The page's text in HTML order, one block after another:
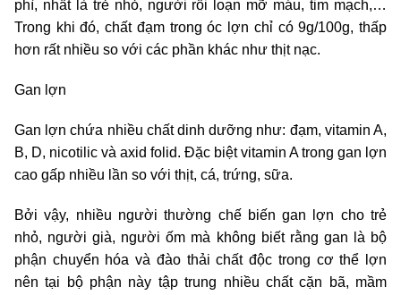
phì, nhất là trẻ nhỏ, người rối loạn mỡ máu, tim mạch,…
Trong khi đó, chất đạm trong óc lợn chỉ có 9g/100g, thấp
hơn rất nhiều so với các phần khác như thịt nạc.
Gan lợn
Gan lợn chứa nhiều chất dinh dưỡng như: đạm, vitamin A,
B, D, nicotilic và axid folid. Đặc biệt vitamin A trong gan lợn
cao gấp nhiều lần so với thịt, cá, trứng, sữa.
Bởi vậy, nhiều người thường chế biến gan lợn cho trẻ
nhỏ, người già, người ốm mà không biết rằng gan là bộ
phận chuyển hóa và đào thải chất độc trong cơ thể lợn
nên tại bộ phận này tập trung nhiều chất cặn bã, mầm